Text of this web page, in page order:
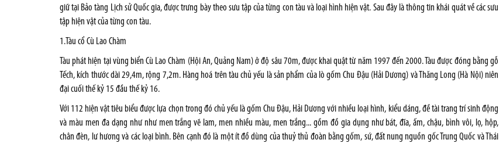
giữ tại Bảo tàng Lịch sử Quốc gia, được trưng bày theo sưu tập của từng con tàu và loại hình hiện vật. Sau đây là thông tin khái quát về các sưu
tập hiện vật của từng con tàu.
1.Tàu cổ Cù Lao Chàm
Tàu phát hiện tại vùng biển Cù Lao Chàm (Hội An, Quảng Nam) ở độ sâu 70m, được khai quật từ năm 1997 đến 2000. Tàu được đóng bằng gỗ
Tếch, kích thước dài 29,4m, rộng 7,2m. Hàng hoá trên tàu chủ yếu là sản phẩm của lò gốm Chu Đậu (Hải Dương) và Thăng Long (Hà Nội) niên
đại cuối thế kỷ 15 đầu thế kỷ 16.
Với 112 hiện vật tiêu biểu được lựa chọn trong đó chủ yếu là gốm Chu Đậu, Hải Dương với nhiều loại hình, kiểu dáng, đề tài trang trí sinh động
và màu men đa dạng như như men trắng vẽ lam, men nhiều màu, men trắng... gồm đồ gia dụng như bát, đĩa, ấm, chậu, bình vôi, lọ, hộp,
chân đèn, lư hương và các loại bình. Bên cạnh đó là một ít đồ dùng của thuỷ thủ đoàn bằng gốm, sứ, đất nung nguồn gốc Trung Quốc và Thái